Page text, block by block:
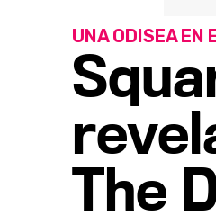
The
UNA ODISEA EN